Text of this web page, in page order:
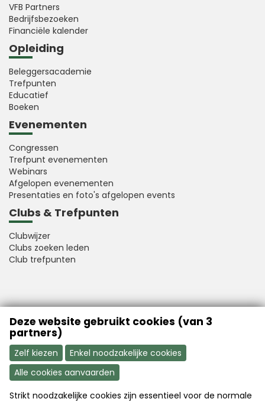
VFB Partners
Bedrijfsbezoeken
Financiële kalender
Opleiding
Beleggersacademie
Trefpunten
Educatief
Boeken
Evenementen
Congressen
Trefpunt evenementen
Webinars
Afgelopen evenementen
Presentaties en foto's afgelopen events
Clubs & Trefpunten
Clubwijzer
Clubs zoeken leden
Club trefpunten
VFB is a member of Better Finance
Deze website gebruikt cookies (van 3
partners)
Zelf kiezen
Enkel noodzakelijke cookies
Alle cookies aanvaarden
Strikt noodzakelijke cookies zijn essentieel voor de normale